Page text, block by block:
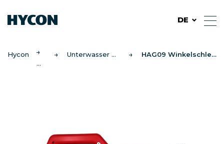
DE
Hycon Unterwasser Winkelschleifer HAG09 Winkelschleifer Unterwasser